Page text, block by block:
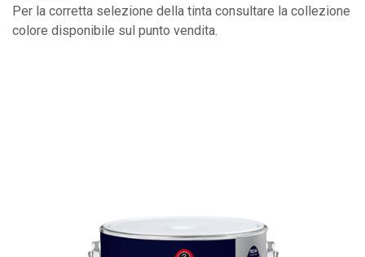
Per la corretta selezione della tinta consultare la collezione
colore disponibile sul punto vendita.